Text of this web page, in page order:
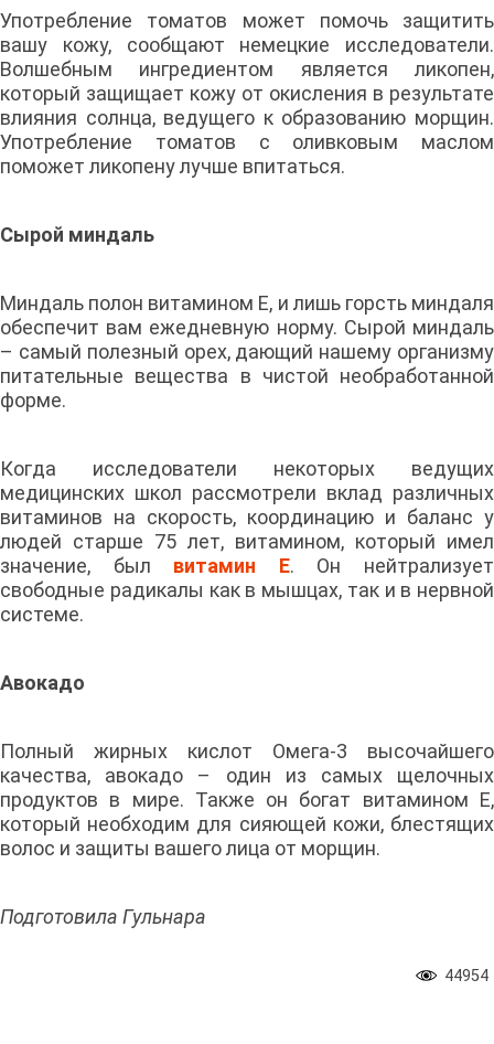
Употребление томатов может помочь защитить
вашу кожу, сообщают немецкие исследователи.
Волшебным ингредиентом является ликопен,
который защищает кожу от окисления в результате
влияния солнца, ведущего к образованию морщин.
Употребление томатов с оливковым маслом
поможет ликопену лучше впитаться.
Сырой миндаль
Миндаль полон витамином Е, и лишь горсть миндаля
обеспечит вам ежедневную норму. Сырой миндаль
– самый полезный орех, дающий нашему организму
питательные вещества в чистой необработанной
форме.
Когда исследователи некоторых ведущих
медицинских школ рассмотрели вклад различных
витаминов на скорость, координацию и баланс у
людей старше 75 лет, витамином, который имел
значение, был витамин Е. Он нейтрализует
свободные радикалы как в мышцах, так и в нервной
системе.
Авокадо
Полный жирных кислот Омега-3 высочайшего
качества, авокадо – один из самых щелочных
продуктов в мире. Также он богат витамином Е,
который необходим для сияющей кожи, блестящих
волос и защиты вашего лица от морщин.
Подготовила Гульнара
44954